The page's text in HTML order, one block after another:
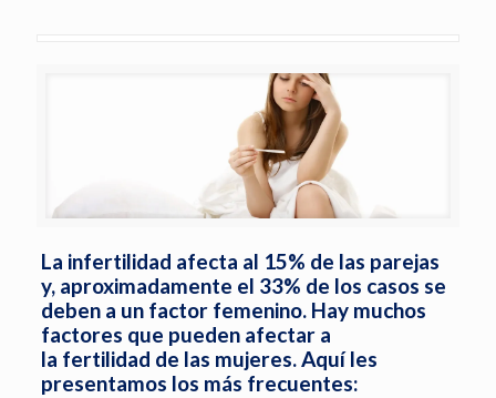
La infertilidad afecta al 15% de las parejas
y, aproximadamente el 33% de los casos se
deben a un factor femenino. Hay muchos
factores que pueden afectar a
la fertilidad de las mujeres. Aquí les
presentamos los más frecuentes: